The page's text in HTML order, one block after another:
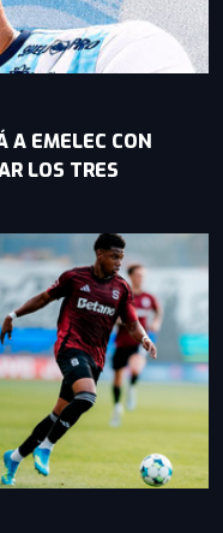
A EMELEC CON
LOS TRES